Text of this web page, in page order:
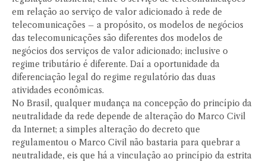
em relação ao serviço de valor adicionado à rede de
telecomunicações – a propósito, os modelos de negócios
das telecomunicações são diferentes dos modelos de
negócios dos serviços de valor adicionado; inclusive o
regime tributário é diferente. Daí a oportunidade da
diferenciação legal do regime regulatório das duas
atividades econômicas.
No Brasil, qualquer mudança na concepção do princípio da
neutralidade da rede depende de alteração do Marco Civil
da Internet; a simples alteração do decreto que
regulamentou o Marco Civil não bastaria para quebrar a
neutralidade, eis que há a vinculação ao princípio da estrita